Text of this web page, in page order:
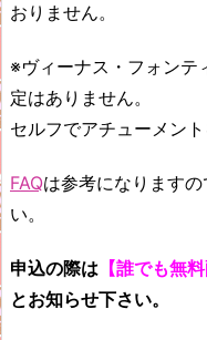
おりません。
※ヴィーナス・フォン
定はありません。
セルフでアチューメン
FAQは参考になります
い。
申込の際は 【誰でも無
とお知らせ下さい。